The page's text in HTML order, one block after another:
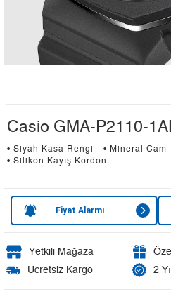
Casio GMA-P2110-
• Siyah Kasa Rengi • Mineral Cam
• Silikon Kayış Kordon
Fiyat Alarmı
Yetkili Mağaza
Ücretsiz Kargo
2